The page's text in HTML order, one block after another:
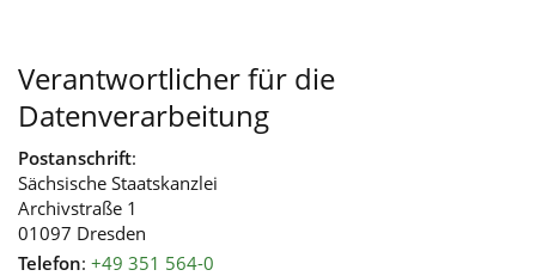
Verantwortlicher für die
Datenverarbeitung
Postanschrift:
Sächsische Staatskanzlei
Archivstraße 1
01097 Dresden
Telefon: +49 351 564-0